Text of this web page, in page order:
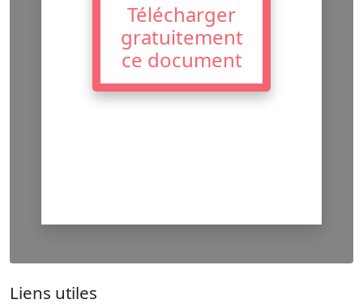
Télécharger
gratuitement
ce document
Liens utiles